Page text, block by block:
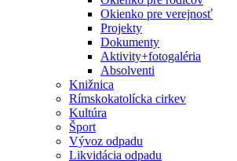
Okienko pre verejnosť
Projekty
Dokumenty
Aktivity+fotogaléria
Absolventi
Knižnica
Rímskokatolícka cirkev
Kultúra
Šport
Vývoz odpadu
Likvidácia odpadu